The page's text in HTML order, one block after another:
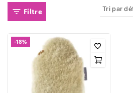
Filtre
-18%